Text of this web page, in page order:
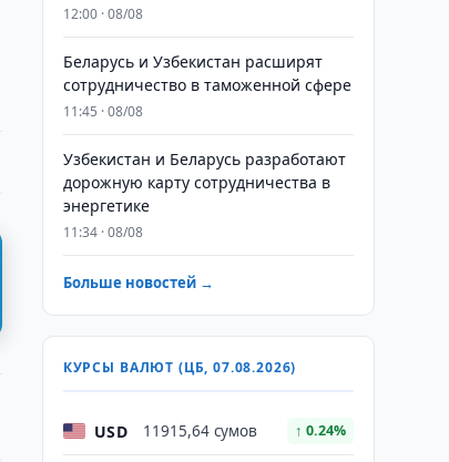
12:00 · 08/08
Беларусь и Узбекистан расширят
сотрудничество в таможенной сфере
11:45 · 08/08
Узбекистан и Беларусь разработают
дорожную карту сотрудничества в
энергетике
11:34 · 08/08
Больше новостей →
КУРСЫ ВАЛЮТ (ЦБ, 07.08.2026)
USD 11915,64 сумов ↑ 0.24%